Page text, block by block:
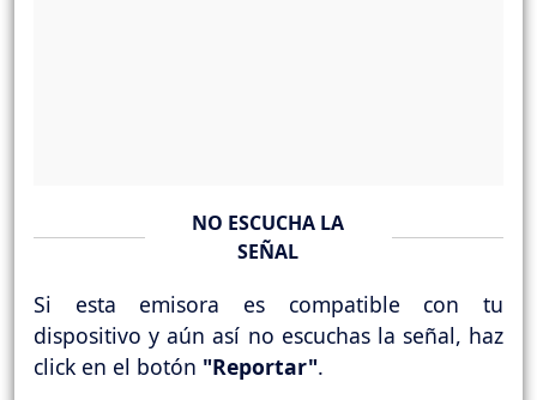
NO ESCUCHA LA
SEÑAL
Si esta emisora es compatible con tu
dispositivo y aún así no escuchas la señal, haz
click en el botón "Reportar".